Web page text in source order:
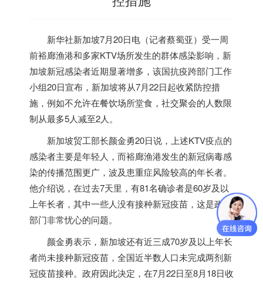
新华社新加坡7月20日电（记者蔡蜀亚）受一周
前裕廊渔港和多家KTV场所发生的群体感染影响， 新
加坡新冠感染者近期显著增多，该国抗疫跨部门工作
小组20日宣布， 新加坡将从7月22日起收紧防控措
施，例如不允许在餐饮场所堂食，社交聚会的人数限
制从最多5人减至2人。
新加坡贸工部长颜金勇20日说，上述KTV疫点的
感染者主要是年轻人，而裕廊渔港发生的新冠病毒感
染的传播范围更广，波及患重症风险较高的年长者。
他介绍说，在过去7天里，有81名确诊者是60岁及以
上年长者，其中一些人没有接种新冠疫苗，这是政府
部门非常忧心的问题。
颜金勇表示， 新加坡还有近三成70岁及以上年长
者尚未接种新冠疫苗，全国近半数人口未完成两剂新
冠疫苗接种。政府因此决定，在7月22日至8月18日收